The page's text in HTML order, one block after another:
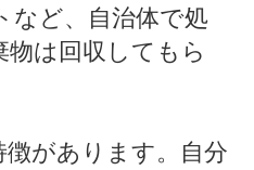
など、自治体で処
は回収してもら
徴があります。自分